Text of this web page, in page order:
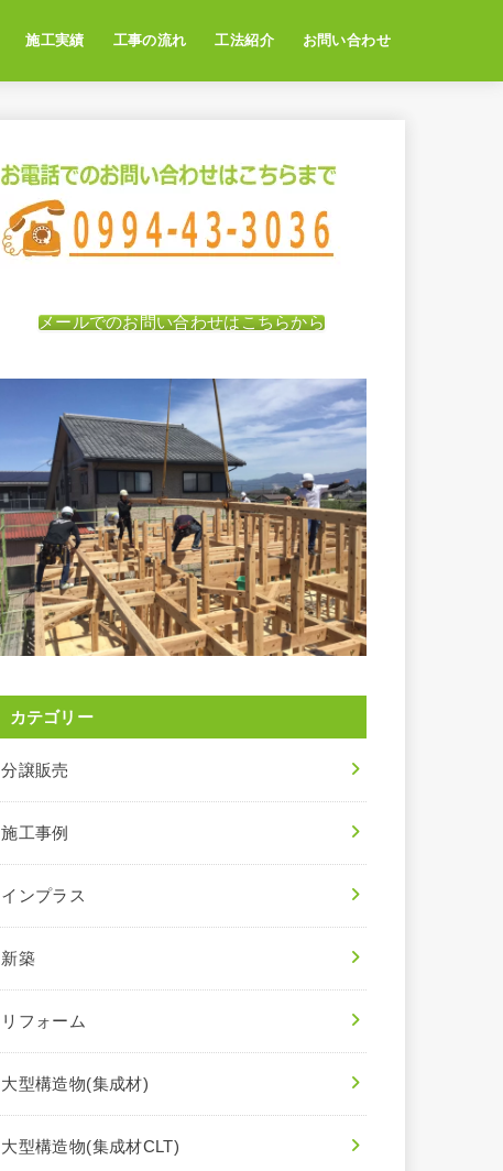
施工実績 工事の流れ 工法紹介 お問い合わせ
メールでのお問い合わせはこちらから
カテゴリー
分譲販売
施工事例
インプラス
新築
リフォーム
大型構造物(集成材)
大型構造物(集成材CLT)